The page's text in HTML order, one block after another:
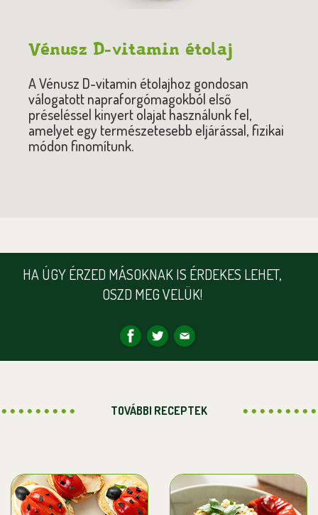
Vénusz D-vitamin étolaj
A Vénusz D-vitamin étolajhoz gondosan
válogatott napraforgómagokból első
préseléssel kinyert olajat használunk fel,
amelyet egy természetesebb eljárással, fizikai
módon finomítunk.
HA ÚGY ÉRZED MÁSOKNAK IS ÉRDEKES LEHET,
OSZD MEG VELÜK!
TOVÁBBI RECEPTEK